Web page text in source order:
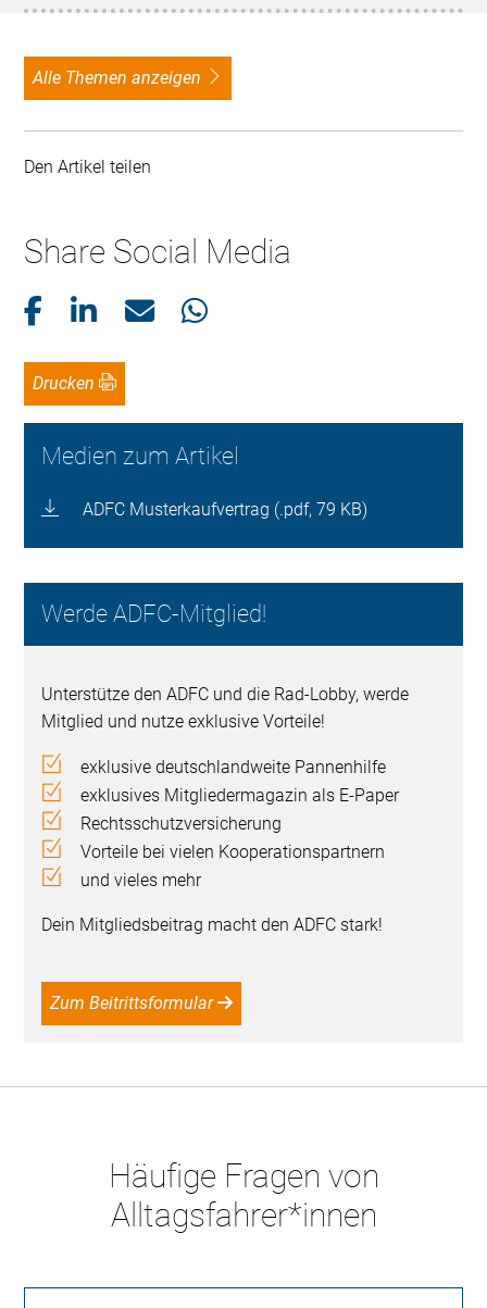
alle Themen anzeigen
Den Artikel teilen
Share Social Media
Drucken
Medien zum Artikel
ADFC Musterkaufvertrag (.pdf, 79 KB)
Werde ADFC-Mitglied!
Unterstütze den ADFC und die Rad-Lobby, werde
Mitglied und nutze exklusive Vorteile!
exklusive deutschlandweite Pannenhilfe
exklusives Mitgliedermagazin als E-Paper
Rechtsschutzversicherung
Vorteile bei vielen Kooperationspartnern
und vieles mehr
Dein Mitgliedsbeitrag macht den ADFC stark!
Zum Beitrittsformular
Häufige Fragen von
Alltagsfahrer*innen